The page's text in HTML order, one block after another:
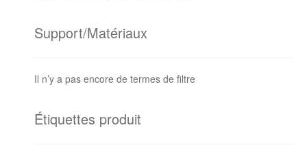
Support/Matériaux
Il n’y a pas encore de termes de filtre
Étiquettes produit